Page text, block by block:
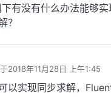
有没有什么办法能够
？
2018年11月28日 上午1:45
由 编辑
以实现同步求解，